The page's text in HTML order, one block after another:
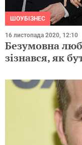
ШОУБІЗНЕС
16 листопада 2020, 12:10
Безумовна
зізнався, як